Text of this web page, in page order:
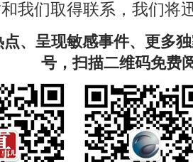
我们取得联系，我们将
、呈现敏感事件、更多
号，扫描二维码免费